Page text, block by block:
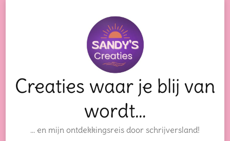
Creaties waar je blij van
wordt…
… en mijn ontdekkingsreis door schrijversland!